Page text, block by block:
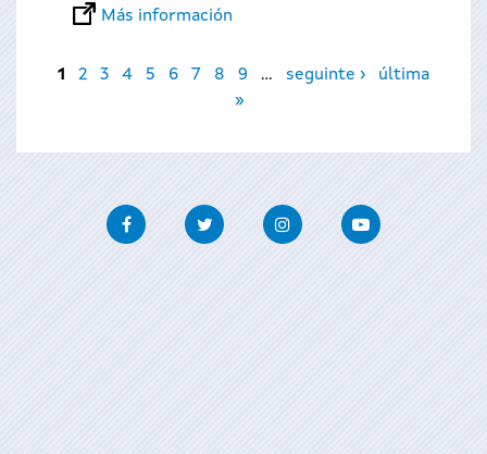
Más información
Páginas
1 2 3 4 5 6 7 8 9 … seguinte ›
última
»
FacebookTwitter InstagramYoutube